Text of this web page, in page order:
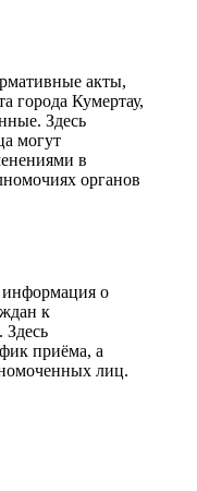
акты,
города Кумертау,
Здесь
могут
в
органов
информация о
к
Здесь
приёма, а
лиц.